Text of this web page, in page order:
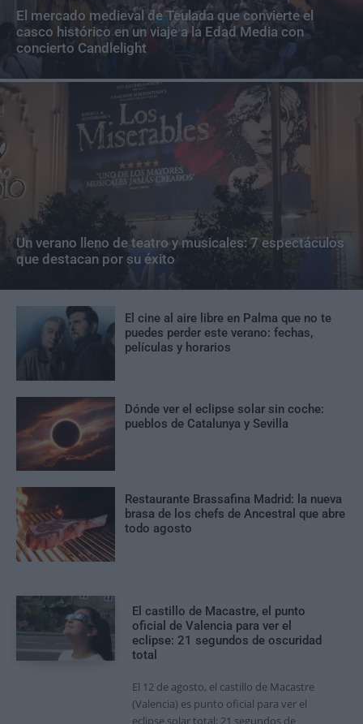
El mercado medieval de Teulada que convierte el
casco histórico en un viaje a la Edad Media con
concierto Candlelight
Un verano lleno de teatro y musicales: 7 espectáculos
que destacan por su éxito
El cine al aire libre en Palma que no te
puedes perder este verano: fechas,
películas y horarios
Dónde ver el eclipse solar sin coche:
pueblos de Catalunya y Sevilla
Restaurante Brassafina Madrid: la nueva
brasa de los chefs de Ancestral que abre
todo agosto
El castillo de Macastre, el punto
oficial de Valencia para ver el
eclipse: 21 segundos de oscuridad
total
El 12 de agosto, el castillo de Macastre
(Valencia) es punto oficial para ver el
eclipse solar total: 21 segundos de